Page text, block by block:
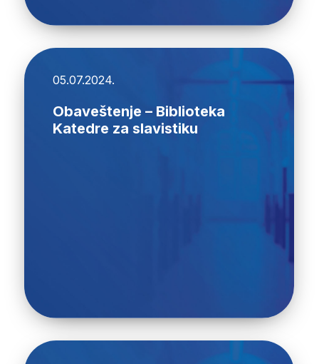
05.07.2024.
Obaveštenje – Biblioteka
Katedre za slavistiku